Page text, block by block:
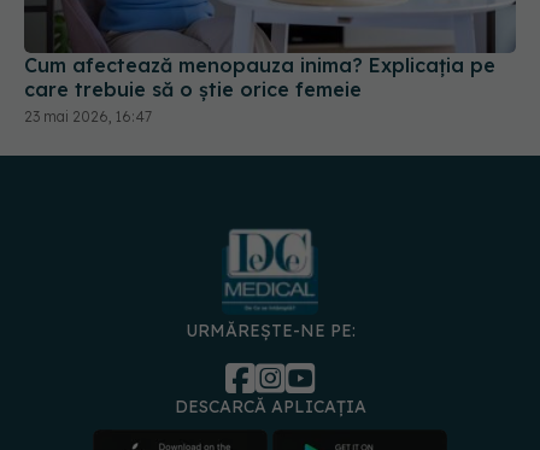
Cum afectează menopauza inima? Explicația pe
care trebuie să o știe orice femeie
23 mai 2026, 16:47
URMĂREȘTE-NE PE:
DESCARCĂ APLICAȚIA